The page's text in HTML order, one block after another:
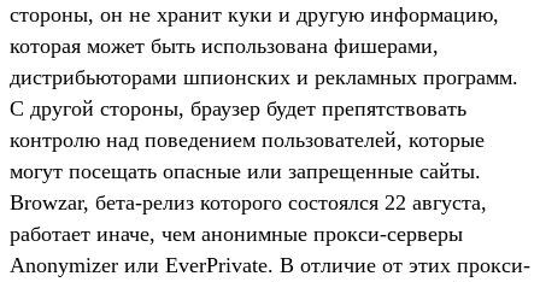
стороны, он не хранит куки и другую информацию,
которая может быть использована фишерами,
дистрибьюторами шпионских и рекламных программ.
С другой стороны, браузер будет препятствовать
контролю над поведением пользователей, которые
могут посещать опасные или запрещенные сайты.
Browzar, бета-релиз которого состоялся 22 августа,
работает иначе, чем анонимные прокси-серверы
Anonymizer или EverPrivate. В отличие от этих прокси-